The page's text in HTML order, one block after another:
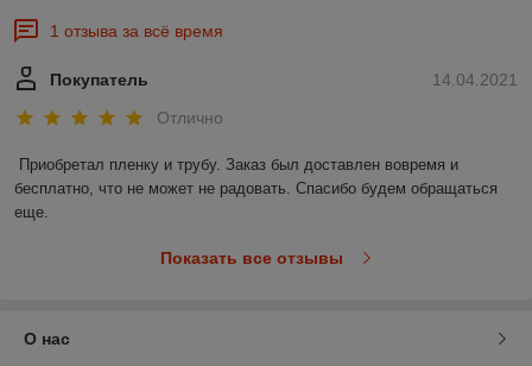
1 отзыва за всё время
14.04.2021
Покупатель
Отлично
Приобретал пленку и трубу. Заказ был доставлен вовремя и
бесплатно, что не может не радовать. Спасибо будем обращаться
еще.
Показать все отзывы
О нас